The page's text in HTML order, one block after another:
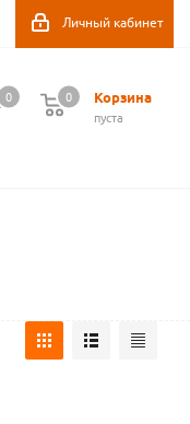
Личный кабинет
0 Корзина
пуста
0